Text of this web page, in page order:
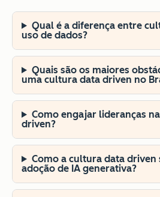
Qual é a diferença entre
uso de dados?
Quais são os maiores
uma cultura data driven no
Como engajar lideranças
driven?
Como a cultura data driven
adoção de IA generativa?